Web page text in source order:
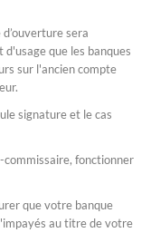
sera
que les banques
sur l'ancien compte
signature et le cas
commissaire, fonctionner
que votre banque
au titre de votre